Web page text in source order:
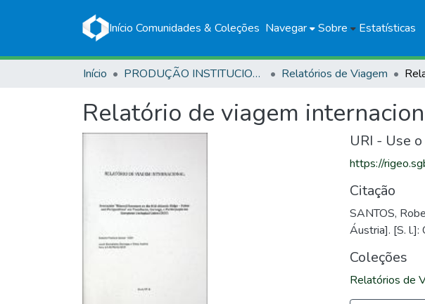
Início Comunidades & Coleções Navegar Sobre Estatísticas
Início PRODUÇÃO INSTITUCIONAL Relatórios de Viagem
Relatório de viagem
URI - Use
https://
Citação
SANTOS,
Áustria]. [S. l.]:
Coleções
Relatórios de